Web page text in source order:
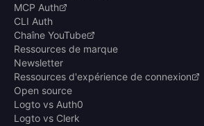
MCP Auth
CLI Auth
Chaîne YouTube
Ressources de marque
Newsletter
Ressources d'expérience de connexion
Open source
Logto vs Auth0
Logto vs Clerk